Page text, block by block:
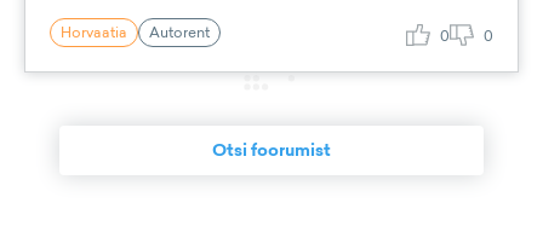
Horvaatia Autorent 0 0
Otsi foorumist